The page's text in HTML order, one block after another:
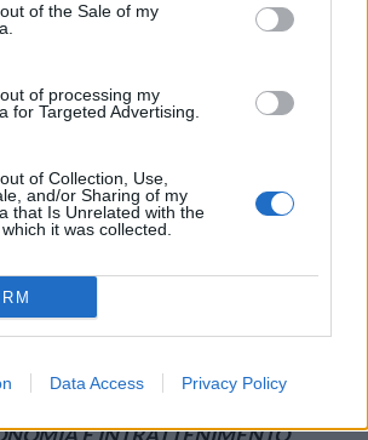
of the Sale of my
of processing my
for Targeted Advertising.
of Collection, Use,
and/or Sharing of my
that Is Unrelated with the
it was collected.
Data Access Privacy Policy
E INTRATTENIMENTO